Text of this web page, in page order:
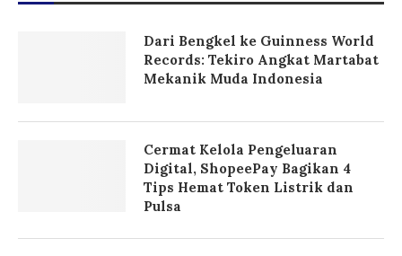
Dari Bengkel ke Guinness World
Records: Tekiro Angkat Martabat
Mekanik Muda Indonesia
Cermat Kelola Pengeluaran
Digital, ShopeePay Bagikan 4
Tips Hemat Token Listrik dan
Pulsa